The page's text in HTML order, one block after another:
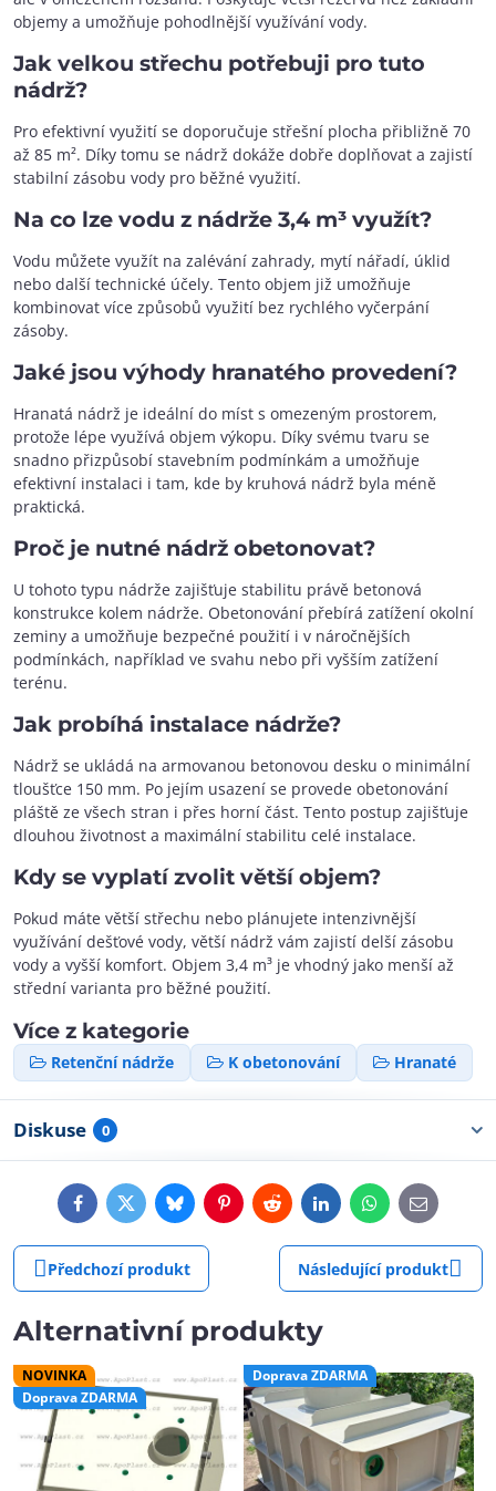
objemy a umožňuje pohodlnější využívání vody.
Jak velkou střechu potřebuji pro tuto
nádrž?
Pro efektivní využití se doporučuje střešní plocha přibližně 70
až 85 m². Díky tomu se nádrž dokáže dobře doplňovat a zajistí
stabilní zásobu vody pro běžné využití.
Na co lze vodu z nádrže 3,4 m³ využít?
Vodu můžete využít na zalévání zahrady, mytí nářadí, úklid
nebo další technické účely. Tento objem již umožňuje
kombinovat více způsobů využití bez rychlého vyčerpání
zásoby.
Jaké jsou výhody hranatého provedení?
Hranatá nádrž je ideální do míst s omezeným prostorem,
protože lépe využívá objem výkopu. Díky svému tvaru se
snadno přizpůsobí stavebním podmínkám a umožňuje
efektivní instalaci i tam, kde by kruhová nádrž byla méně
praktická.
Proč je nutné nádrž obetonovat?
U tohoto typu nádrže zajišťuje stabilitu právě betonová
konstrukce kolem nádrže. Obetonování přebírá zatížení okolní
zeminy a umožňuje bezpečné použití i v náročnějších
podmínkách, například ve svahu nebo při vyšším zatížení
terénu.
Jak probíhá instalace nádrže?
Nádrž se ukládá na armovanou betonovou desku o minimální
tloušťce 150 mm. Po jejím usazení se provede obetonování
pláště ze všech stran i přes horní část. Tento postup zajišťuje
dlouhou životnost a maximální stabilitu celé instalace.
Kdy se vyplatí zvolit větší objem?
Pokud máte větší střechu nebo plánujete intenzivnější
využívání dešťové vody, větší nádrž vám zajistí delší zásobu
vody a vyšší komfort. Objem 3,4 m³ je vhodný jako menší až
střední varianta pro běžné použití.
Více z kategorie
Retenční nádrže K obetonování Hranaté
Diskuse 0
FacebookTwitterBlueskyPinterestRedditLinkedInWhatsApp
E-
mail
Předchozí produkt Následující produkt
Alternativní produkty
NOVINKA
Doprava ZDARMA
Doprava ZDARMA